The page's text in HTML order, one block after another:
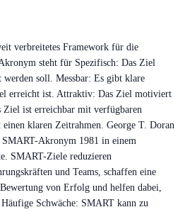
verbreitetes Framework für die
steht für Spezifisch: Das Ziel
soll. Messbar: Es gibt klare
erreicht ist. Attraktiv: Das Ziel motiviert
Ziel ist erreichbar mit verfügbaren
klaren Zeitrahmen. George T. Doran
SMART-Akronym 1981 in einem
SMART-Ziele reduzieren
und Teams, schaffen eine
von Erfolg und helfen dabei,
Schwäche: SMART kann zu